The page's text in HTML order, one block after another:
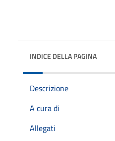
INDICE DELLA PAGINA
Descrizione
A cura di
Allegati